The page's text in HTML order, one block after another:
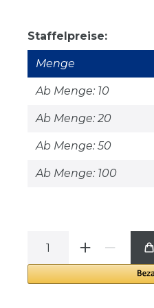
Staffelpreise:
Menge
Ab Menge: 10
Ab Menge: 20
Ab Menge: 50
Ab Menge: 100